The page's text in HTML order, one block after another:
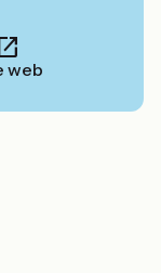
web